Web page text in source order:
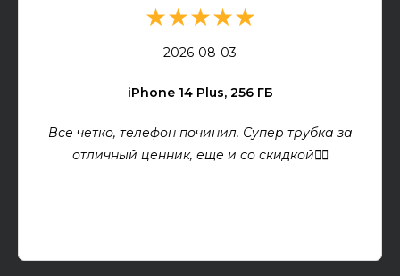
★★★★★
2026-08-03
iPhone 14 Plus, 256 ГБ
Все четко, телефон починил. Супер трубка за
отличный ценник, еще и со скидкой👍🏻